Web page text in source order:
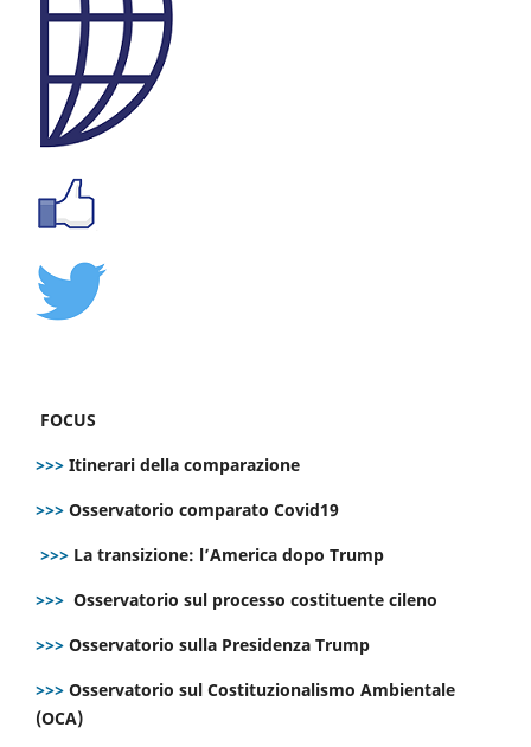
FOCUS
>>> Itinerari della comparazione
>>> Osservatorio comparato Covid19
>>> La transizione: l’America dopo Trump
>>> Osservatorio sul processo costituente cileno
>>> Osservatorio sulla Presidenza Trump
>>> Osservatorio sul Costituzionalismo Ambientale
(OCA)